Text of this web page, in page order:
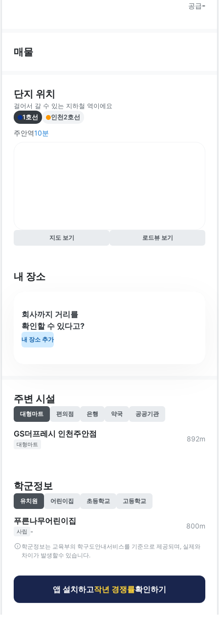
공급-
매물
단지 위치
걸어서 갈 수 있는 지하철 역이에요
1호선
인천2호선
주안역10분
지도 보기 로드뷰 보기
내 장소
회사까지 거리를
확인할 수 있다고?
내 장소 추가
주변 시설
대형마트 편의점 은행 약국 공공기관
GS더프레시 인천주안점
대형마트
892m
학군정보
유치원 어린이집 초등학교 고등학교
푸른나무어린이집
사립 -
800m
학군정보는 교육부의 학구도안내서비스를 기준으로 제공되며, 실제와
차이가 발생할수 있습니다.
앱 설치하고작년 경쟁률확인하기